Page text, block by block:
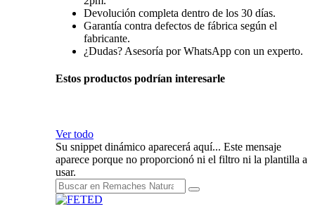
Devolución completa dentro de los 30 días.
Garantía contra defectos de fábrica según el
fabricante.
¿Dudas? Asesoría por WhatsApp con un experto.
Estos productos podrían interesarle
Ver todo
Su snippet dinámico aparecerá aquí... Este mensaje
aparece porque no proporcionó ni el filtro ni la plantilla a
usar.